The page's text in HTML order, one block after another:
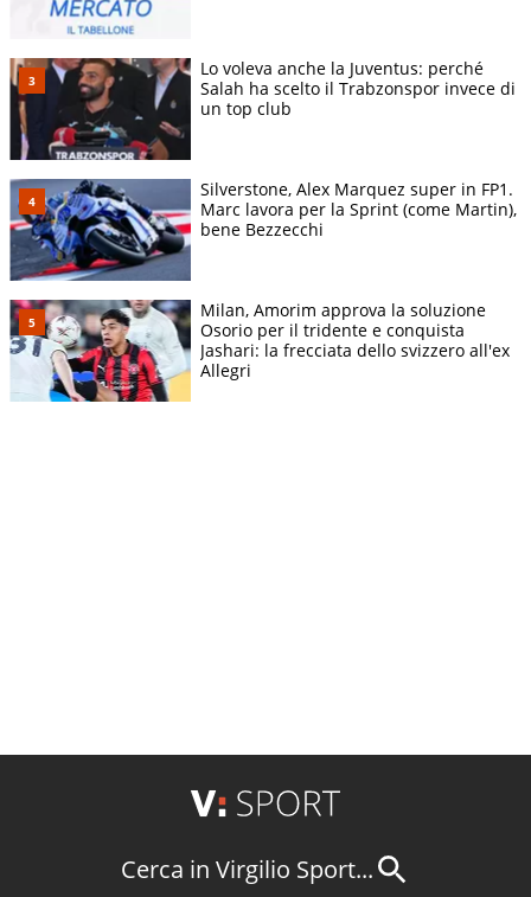
Lo voleva anche la Juventus: perché
Salah ha scelto il Trabzonspor invece di
un top club
Silverstone, Alex Marquez super in FP1.
Marc lavora per la Sprint (come Martin),
bene Bezzecchi
Milan, Amorim approva la soluzione
Osorio per il tridente e conquista
Jashari: la frecciata dello svizzero all'ex
Allegri
Cerca in Virgilio Sport...